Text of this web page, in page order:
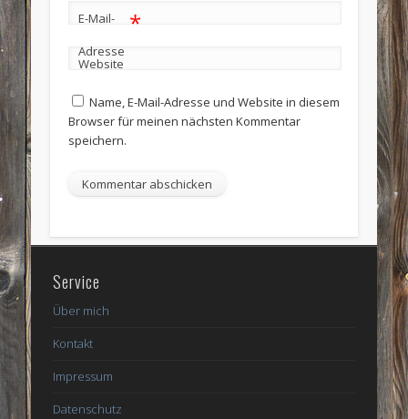
E-Mail-
Adresse
*
Website
Name, E-Mail-Adresse und Website in diesem
Browser für meinen nächsten Kommentar
speichern.
Service
Über mich
Kontakt
Impressum
Datenschutz